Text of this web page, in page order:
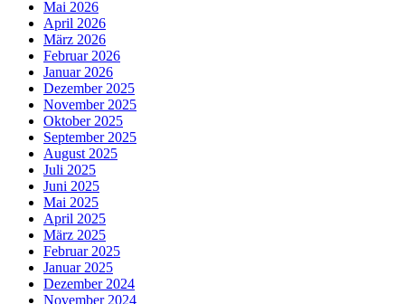
Mai 2026
April 2026
März 2026
Februar 2026
Januar 2026
Dezember 2025
November 2025
Oktober 2025
September 2025
August 2025
Juli 2025
Juni 2025
Mai 2025
April 2025
März 2025
Februar 2025
Januar 2025
Dezember 2024
November 2024